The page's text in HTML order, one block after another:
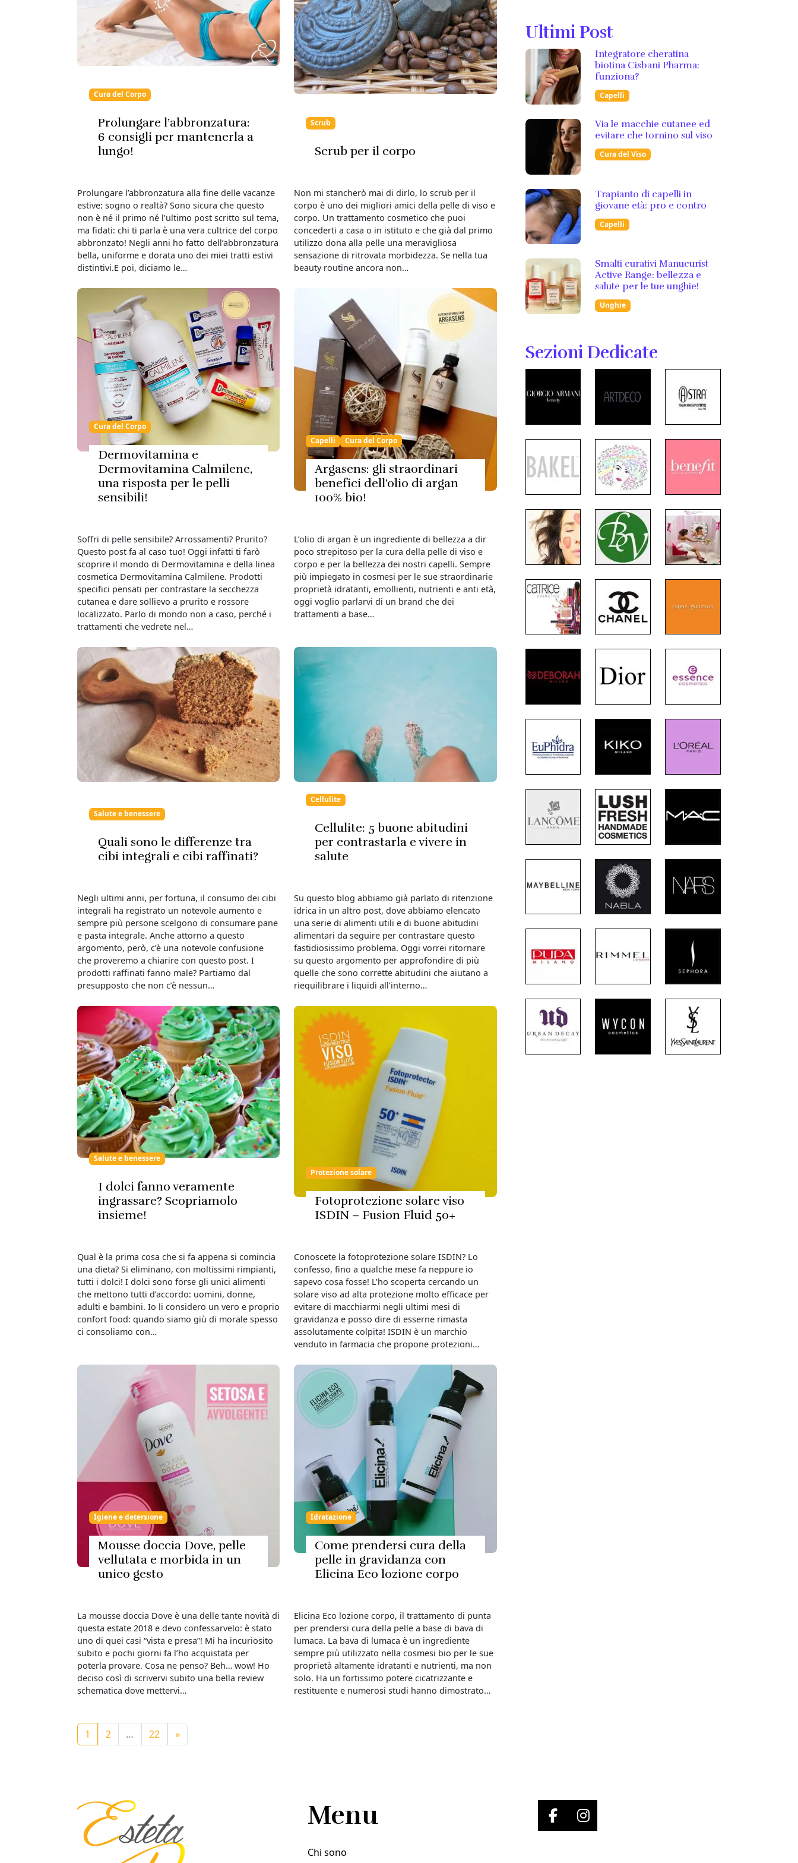
Cura del Corpo
Prolungare l’abbronzatura:
6 consigli per mantenerla a
lungo!
Prolungare l’abbronzatura alla fine delle vacanze
estive: sogno o realtà? Sono sicura che questo
non è né il primo né l’ultimo post scritto sul tema,
ma fidati: chi ti parla è una vera cultrice del corpo
abbronzato! Negli anni ho fatto dell’abbronzatura
bella, uniforme e dorata uno dei miei tratti estivi
distintivi.E poi, diciamo le…
Scrub
Scrub per il corpo
Non mi stancherò mai di dirlo, lo scrub per il
corpo è uno dei migliori amici della pelle di viso e
corpo. Un trattamento cosmetico che puoi
concederti a casa o in istituto e che già dal primo
utilizzo dona alla pelle una meravigliosa
sensazione di ritrovata morbidezza. Se nella tua
beauty routine ancora non…
Cura del Corpo
Dermovitamina e
Dermovitamina Calmilene,
una risposta per le pelli
sensibili!
Soffri di pelle sensibile? Arrossamenti? Prurito?
Questo post fa al caso tuo! Oggi infatti ti farò
scoprire il mondo di Dermovitamina e della linea
cosmetica Dermovitamina Calmilene. Prodotti
specifici pensati per contrastare la secchezza
cutanea e dare sollievo a prurito e rossore
localizzato. Parlo di mondo non a caso, perché i
trattamenti che vedrete nel…
Capelli Cura del Corpo
Argasens: gli straordinari
benefici dell’olio di argan
100% bio!
L’olio di argan è un ingrediente di bellezza a dir
poco strepitoso per la cura della pelle di viso e
corpo e per la bellezza dei nostri capelli. Sempre
più impiegato in cosmesi per le sue straordinarie
proprietà idratanti, emollienti, nutrienti e anti età,
oggi voglio parlarvi di un brand che dei
trattamenti a base…
Salute e benessere
Quali sono le differenze tra
cibi integrali e cibi raffinati?
Negli ultimi anni, per fortuna, il consumo dei cibi
integrali ha registrato un notevole aumento e
sempre più persone scelgono di consumare pane
e pasta integrale. Anche attorno a questo
argomento, però, c’è una notevole confusione
che proveremo a chiarire con questo post. I
prodotti raffinati fanno male? Partiamo dal
presupposto che non c’è nessun…
Cellulite
Cellulite: 5 buone abitudini
per contrastarla e vivere in
salute
Su questo blog abbiamo già parlato di ritenzione
idrica in un altro post, dove abbiamo elencato
una serie di alimenti utili e di buone abitudini
alimentari da seguire per contrastare questo
fastidiosissimo problema. Oggi vorrei ritornare
su questo argomento per approfondire di più
quelle che sono corrette abitudini che aiutano a
riequilibrare i liquidi all’interno…
Salute e benessere
I dolci fanno veramente
ingrassare? Scopriamolo
insieme!
Qual è la prima cosa che si fa appena si comincia
una dieta? Si eliminano, con moltissimi rimpianti,
tutti i dolci! I dolci sono forse gli unici alimenti
che mettono tutti d’accordo: uomini, donne,
adulti e bambini. Io li considero un vero e proprio
confort food: quando siamo giù di morale spesso
ci consoliamo con…
Protezione solare
Fotoprotezione solare viso
ISDIN – Fusion Fluid 50+
Conoscete la fotoprotezione solare ISDIN? Lo
confesso, fino a qualche mese fa neppure io
sapevo cosa fosse! L’ho scoperta cercando un
solare viso ad alta protezione molto efficace per
evitare di macchiarmi negli ultimi mesi di
gravidanza e posso dire di esserne rimasta
assolutamente colpita! ISDIN è un marchio
venduto in farmacia che propone protezioni…
Igiene e detersione
Mousse doccia Dove, pelle
vellutata e morbida in un
unico gesto
La mousse doccia Dove è una delle tante novità di
questa estate 2018 e devo confessarvelo: è stato
uno di quei casi “vista e presa”! Mi ha incuriosito
subito e pochi giorni fa l’ho acquistata per
poterla provare. Cosa ne penso? Beh… wow! Ho
deciso così di scrivervi subito una bella review
schematica dove mettervi…
Idratazione
Come prendersi cura della
pelle in gravidanza con
Elicina Eco lozione corpo
Elicina Eco lozione corpo, il trattamento di punta
per prendersi cura della pelle a base di bava di
lumaca. La bava di lumaca è un ingrediente
sempre più utilizzato nella cosmesi bio per le sue
proprietà altamente idratanti e nutrienti, ma non
solo. Ha un fortissimo potere cicatrizzante e
restituente e numerosi studi hanno dimostrato…
Navigazione degli articoli
1 2 … 22 »
Ultimi Post
Integratore cheratina
biotina Cisbani Pharma:
funziona?
Capelli
Via le macchie cutanee ed
evitare che tornino sul viso
Cura del Viso
Trapianto di capelli in
giovane età: pro e contro
Capelli
Smalti curativi Manucurist
Active Range: bellezza e
salute per le tue unghie!
Unghie
Sezioni Dedicate
Menu
Chi sono